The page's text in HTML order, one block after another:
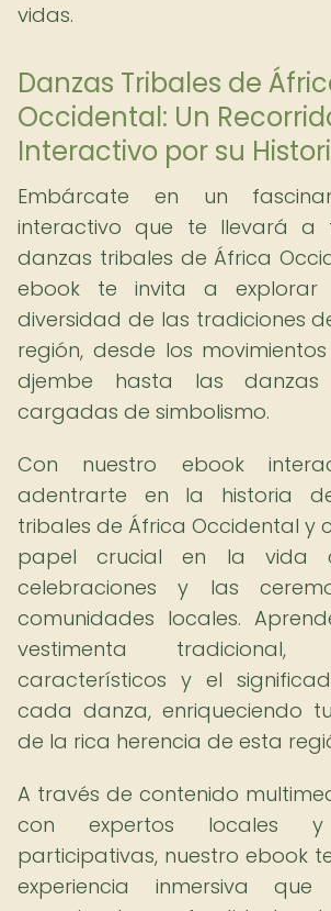
vidas.
Danzas Tribales de
Occidental: Un
Interactivo por su
Embárcate en un
interactivo que te llevará a
danzas tribales de África
ebook te invita a
diversidad de las tradiciones
región, desde los
djembe hasta las danzas
cargadas de simbolismo.
Con nuestro ebook
adentrarte en la historia
tribales de África Occidental y
papel crucial en la vida
celebraciones y las
comunidades locales.
vestimenta
característicos y el
cada danza, enriqueciendo
de la rica herencia de esta
A través de contenido
con expertos locales y
participativas, nuestro ebook
experiencia inmersiva